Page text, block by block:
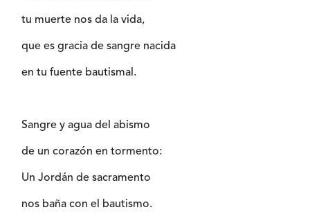
tu muerte nos da la vida,
que es gracia de sangre nacida
en tu fuente bautismal.
Sangre y agua del abismo
de un corazón en tormento:
Un Jordán de sacramento
nos baña con el bautismo.